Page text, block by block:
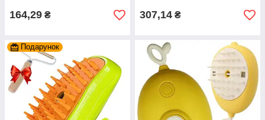
164,29 ₴ 307,14 ₴
Подарунок